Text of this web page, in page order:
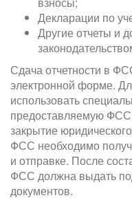
Декларации по
Другие отчеты и
Сдача отчетности в
электронной форме.
использовать
предоставляемую
закрытие
ФСС необходимо
и отправке. После
ФСС должна выдать
документов.